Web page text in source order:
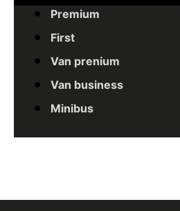
Premium
First
Van prenium
Van business
Minibus